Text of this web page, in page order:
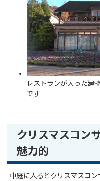
レストランが入った建
です
クリスマスコン
魅力的
中庭に入るとクリスマスコ